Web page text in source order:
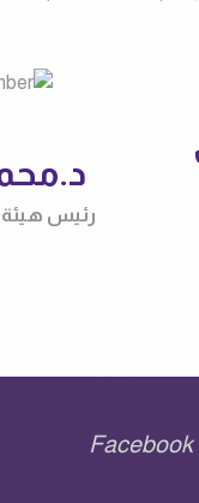
رئيس هيئة
Facebook